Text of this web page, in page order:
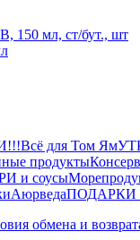
150 мл, ст/бут., шт
Всё для Том Ям
продукты
и соусы
АюрведаПОДАРКИ
обмена и